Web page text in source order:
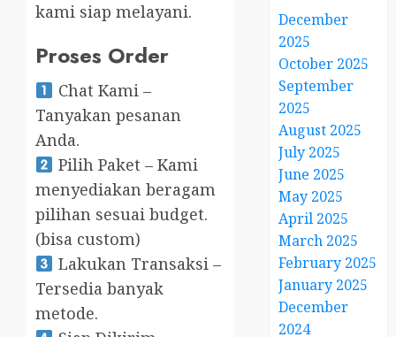
kami siap melayani.
Proses Order
Chat Kami –
Tanyakan pesanan
Anda.
Pilih Paket – Kami
menyediakan beragam
pilihan sesuai budget.
(bisa custom)
Lakukan Transaksi –
Tersedia banyak
metode.
December
2025
October 2025
September
2025
August 2025
July 2025
June 2025
May 2025
April 2025
March 2025
February 2025
January 2025
December
2024